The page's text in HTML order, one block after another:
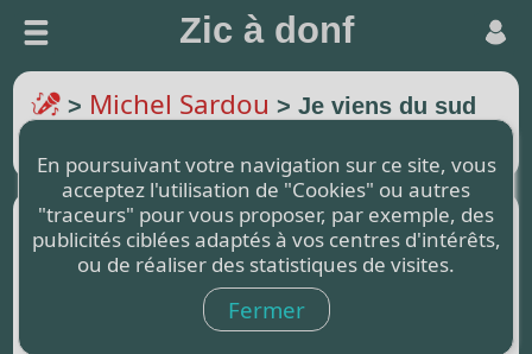
Zic à donf
En poursuivant votre navigation sur ce site, vous
acceptez l'utilisation de "Cookies" ou autres
"traceurs" pour vous proposer, par exemple, des
publicités ciblées adaptés à vos centres d'intérêts,
ou de réaliser des statistiques de visites.
Fermer
> Michel Sardou > Je viens du sud
Afficher les Paroles :
3/4 - Tempo 180 - "| Basse à jouer"
[AAAA B CC D AAAA BB ]